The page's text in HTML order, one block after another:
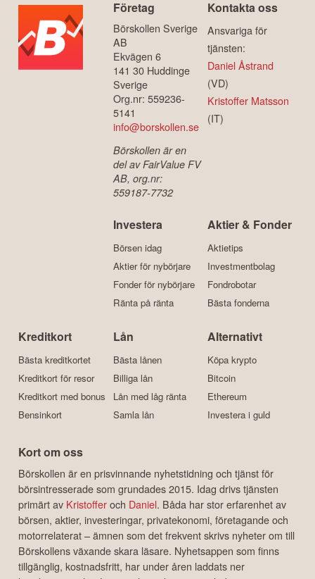
Företag
Börskollen Sverige
AB
Ekvägen 6
141 30 Huddinge
Sverige
Org.nr: 559236-
5141
info@borskollen.se
Börskollen är en
del av FairValue FV
AB, org.nr:
559187-7732
Kontakta oss
Ansvariga för
tjänsten:
Daniel Åstrand
(VD)
Kristoffer Matsson
(IT)
Investera
Börsen idag
Aktier för nybörjare
Fonder för nybörjare
Ränta på ränta
Aktier & Fonder
Aktietips
Investmentbolag
Fondrobotar
Bästa fonderna
Kreditkort
Bästa kreditkortet
Kreditkort för resor
Kreditkort med bonus
Bensinkort
Lån
Bästa lånen
Billiga lån
Lån med låg ränta
Samla lån
Alternativt
Köpa krypto
Bitcoin
Ethereum
Investera i guld
Kort om oss
Börskollen är en prisvinnande nyhetstidning och tjänst för
börsintresserade som grundades 2015. Idag drivs tjänsten
primärt av Kristofferoch Daniel. Båda har stor erfarenhet av
börsen, aktier, investeringar, privatekonomi, företagande och
motorrelaterat – ämnen som det frekvent skrivs nyheter om till
Börskollens växande skara läsare. Nyhetsappen som finns
tillgänglig, kostnadsfritt, har under åren laddats ner